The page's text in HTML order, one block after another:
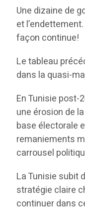
Une dizaine de
et
façon continue!
Le tableau
dans la quasi-
En Tunisie post-
une érosion de
base électorale
remaniements
carrousel
La Tunisie subit
stratégie claire
continuer dans